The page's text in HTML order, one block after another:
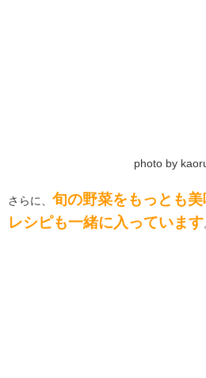
photo by
さらに、 旬の野菜をもっとも
レシピも一緒に入っています